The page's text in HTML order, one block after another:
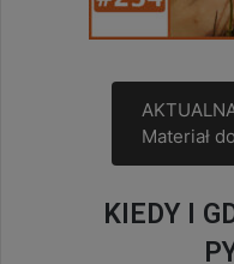
Materiał
KIEDY I